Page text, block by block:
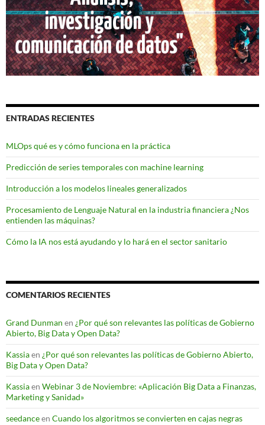
ENTRADAS RECIENTES
MLOps qué es y cómo funciona en la práctica
Predicción de series temporales con machine learning
Introducción a los modelos lineales generalizados
Procesamiento de Lenguaje Natural en la industria financiera ¿Nos
entienden las máquinas?
Cómo la IA nos está ayudando y lo hará en el sector sanitario
COMENTARIOS RECIENTES
Grand Dunman en ¿Por qué son relevantes las políticas de Gobierno
Abierto, Big Data y Open Data?
Kassiaen ¿Por qué son relevantes las políticas de Gobierno Abierto,
Big Data y Open Data?
Kassiaen Webinar 3 de Noviembre: «Aplicación Big Data a Finanzas,
Marketing y Sanidad»
seedanceen Cuando los algoritmos se convierten en cajas negras